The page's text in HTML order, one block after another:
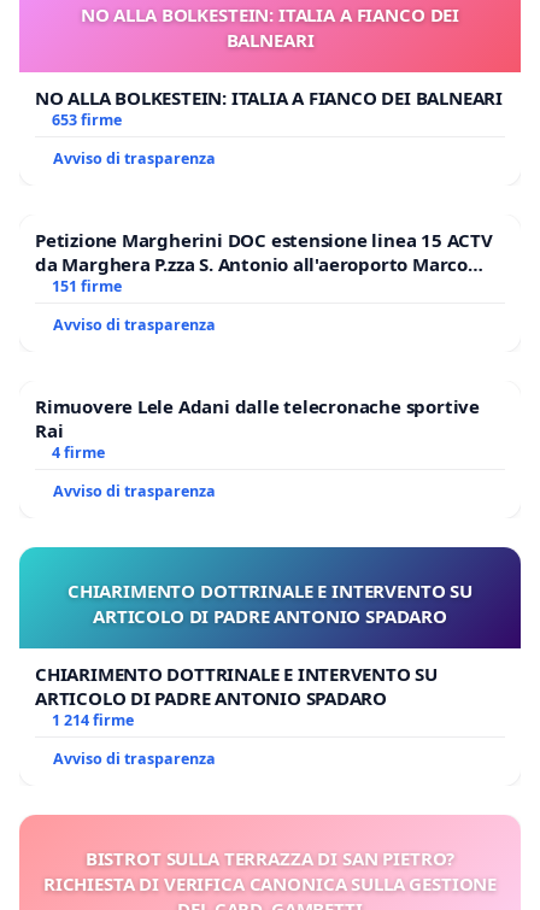
NO ALLA BOLKESTEIN: ITALIA A FIANCO DEI
BALNEARI
NO ALLA BOLKESTEIN: ITALIA A FIANCO DEI BALNEARI
653 firme
Avviso di trasparenza
Petizione Margherini DOC estensione linea 15 ACTV
da Marghera P.zza S. Antonio all'aeroporto Marco
Polo tariffa a € 1,50
151 firme
Avviso di trasparenza
Rimuovere Lele Adani dalle telecronache sportive
Rai
4 firme
Avviso di trasparenza
CHIARIMENTO DOTTRINALE E INTERVENTO SU
ARTICOLO DI PADRE ANTONIO SPADARO
CHIARIMENTO DOTTRINALE E INTERVENTO SU
ARTICOLO DI PADRE ANTONIO SPADARO
1 214 firme
Avviso di trasparenza
BISTROT SULLA TERRAZZA DI SAN PIETRO?
RICHIESTA DI VERIFICA CANONICA SULLA GESTIONE